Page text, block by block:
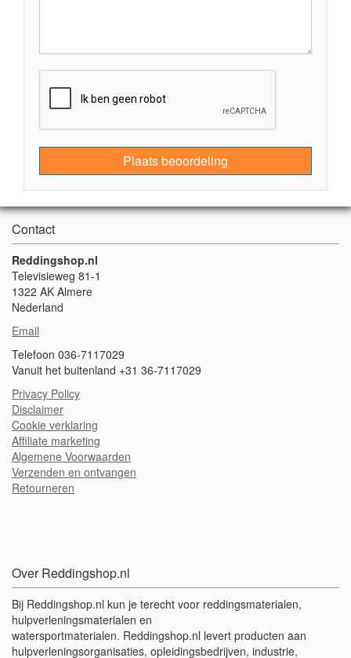
Plaats beoordeling
Contact
Reddingshop.nl
Televisieweg 81-1
1322 AK Almere
Nederland
Email
Telefoon 036-7117029
Vanuit het buitenland +31 36-7117029
Privacy Policy
Disclaimer
Cookie verklaring
Affiliate marketing
Algemene Voorwaarden
Verzenden en ontvangen
Retourneren
Over Reddingshop.nl
Bij Reddingshop.nl kun je terecht voor reddingsmaterialen,
hulpverleningsmaterialen en
watersportmaterialen. Reddingshop.nl levert producten aan
hulpverleningsorganisaties, opleidingsbedrijven, industrie,